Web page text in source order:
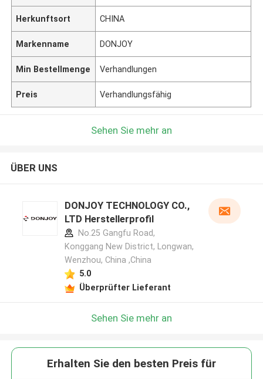
Herkunftsort CHINA
Markenname DONJOY
Min Bestellmenge Verhandlungen
Preis Verhandlungsfähig
Sehen Sie mehr an
ÜBER UNS
DONJOY TECHNOLOGY CO.,
LTD Herstellerprofil
No.25 Gangfu Road,
Konggang New District, Longwan,
Wenzhou, China ,China
5.0
Überprüfter Lieferant
Sehen Sie mehr an
Erhalten Sie den besten Preis für